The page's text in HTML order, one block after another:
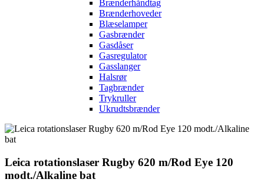
Brænderhåndtag
Brænderhoveder
Blæselamper
Gasbrænder
Gasdåser
Gasregulator
Gasslanger
Halsrør
Tagbrænder
Trykruller
Ukrudtsbrænder
Leica rotationslaser Rugby 620 m/Rod Eye 120
modt./Alkaline bat